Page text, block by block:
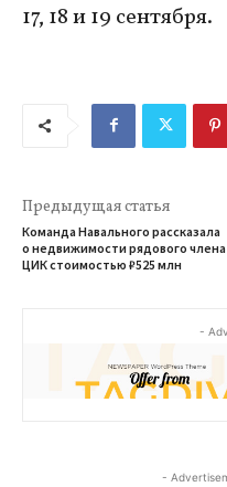
17, 18 и 19 сентября.
Предыдущая статья
Команда Навального рассказала
о недвижимости рядового члена
ЦИК стоимостью ₽525 млн
-
-